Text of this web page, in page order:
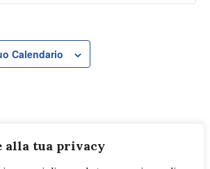
alla tua privacy
Calendario
arte
L’arte del restauro –
Edoardo Berta al
Castello di Locarno